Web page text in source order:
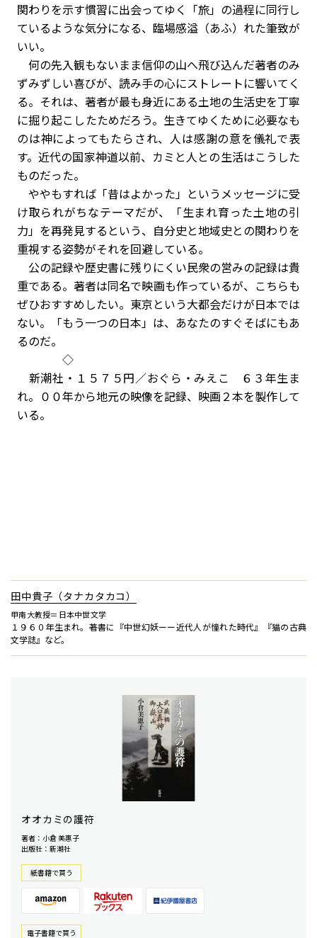
関わりを示す慣習に出会ってゆく「旅」の過程に同行し
ているような気分になる、臨場感溢（あふ）れた筆致が
いい。
何の先入観もないまま信仰の山へ飛び込んだ著者のみ
ずみずしい喜びが、読み手の心にストレートに響いてく
る。それは、著者が最も身近にある土地の生活史を丁寧
に掘り起こしたためだろう。生きてゆくために必要なも
のは神によってもたらされ、人は感謝の意を儀礼で表
す。近代の国家神道以前、カミと人との生活はこうした
ものだった。
ややもすれば「昔はよかった」というメッセージに受
け取られがちなテーマだが、「生まれ育った土地の引
力」を再発見するという、自分史と地域史との関わりを
重視する姿勢がそれを回避している。
公の記録や歴史書に残りにくい民衆の営みの記録は貴
重である。著者は同名で映画も作っているが、こちらも
ぜひおすすめしたい。東京という大都会だけが日本では
ない。「もう一つの日本」は、あなたのすぐそばにもあ
るのだ。
◇
新潮社・１５７５円／おぐら・みえこ ６３年生ま
れ。００年から地元の映像を記録、映画２本を製作して
いる。
田中貴子（タナカタカコ）
甲南大教授＝日本中世文学
１９６０年生まれ。著書に『中世幻妖ーー近代人が憧れた時代』『猫の古典
文学誌』など。
オオカミの護符
著者：小倉 美惠子
出版社：新潮社
紙書籍で買う
電⼦書籍で買う